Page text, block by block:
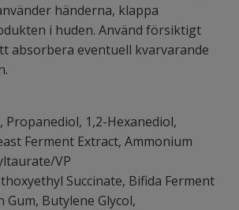
händerna, klappa
i huden. Använd försiktigt
absorbera eventuell kvarvarande
Propanediol, 1,2-Hexanediol,
Ferment Extract, Ammonium
VP
Succinate, Bifida Ferment
Gum, Butylene Glycol,